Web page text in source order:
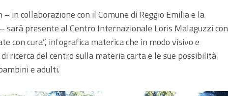
in collaborazione con il Comune di Reggio Emilia e la
sarà presente al Centro Internazionale Loris Malaguzzi con
con cura”, infografica materica che in modo visivo e
ricerca del centro sulla materia carta e le sue possibilità
e adulti.